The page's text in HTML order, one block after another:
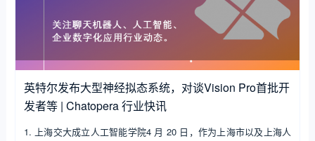
英特尔发布大型神经拟态系统，对谈Vision Pro首批开
发者等 | Chatopera 行业快讯
1. 上海交大成立人工智能学院4 月 20 日，作为上海市以及上海人